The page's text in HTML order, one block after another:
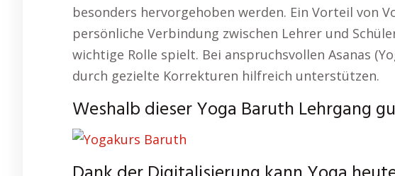
besonders hervorgehoben werden. Ein Vorteil von
persönliche Verbindung zwischen Lehrer und
wichtige Rolle spielt. Bei anspruchsvollen Asanas
durch gezielte Korrekturen hilfreich unterstützen.
Weshalb dieser Yoga Baruth Lehrgang